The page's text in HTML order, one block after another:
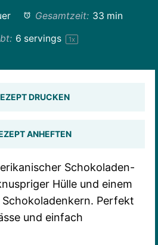
Gesamtzeit: 33 min
6 servings 1x
DRUCKEN
ANHEFTEN
Schokoladen-
Hülle und einem
Perfekt
und einfach